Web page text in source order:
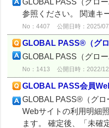
GLOBAL PASS（グロ
参照ください。 関連キ
No：4407 公開日時：2025/
GLOBAL PASS®（グ
GLOBAL PASS（グロ
No：1413 公開日時：2022/
GLOBAL PASS会員
GLOBAL PASS®（グ
Webサイトの利用明細
ます。 確定後、「未確